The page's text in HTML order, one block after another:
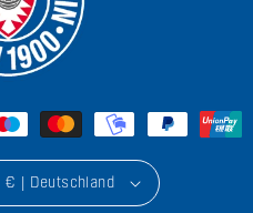
EUR € | Deutschland